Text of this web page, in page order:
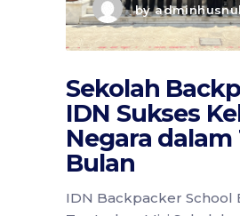
by
Sekolah
IDN Sukses
Negara dalam
Bulan
IDN Backpacker School